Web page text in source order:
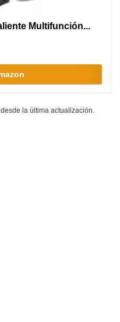
Multifunción...
la última actualización.